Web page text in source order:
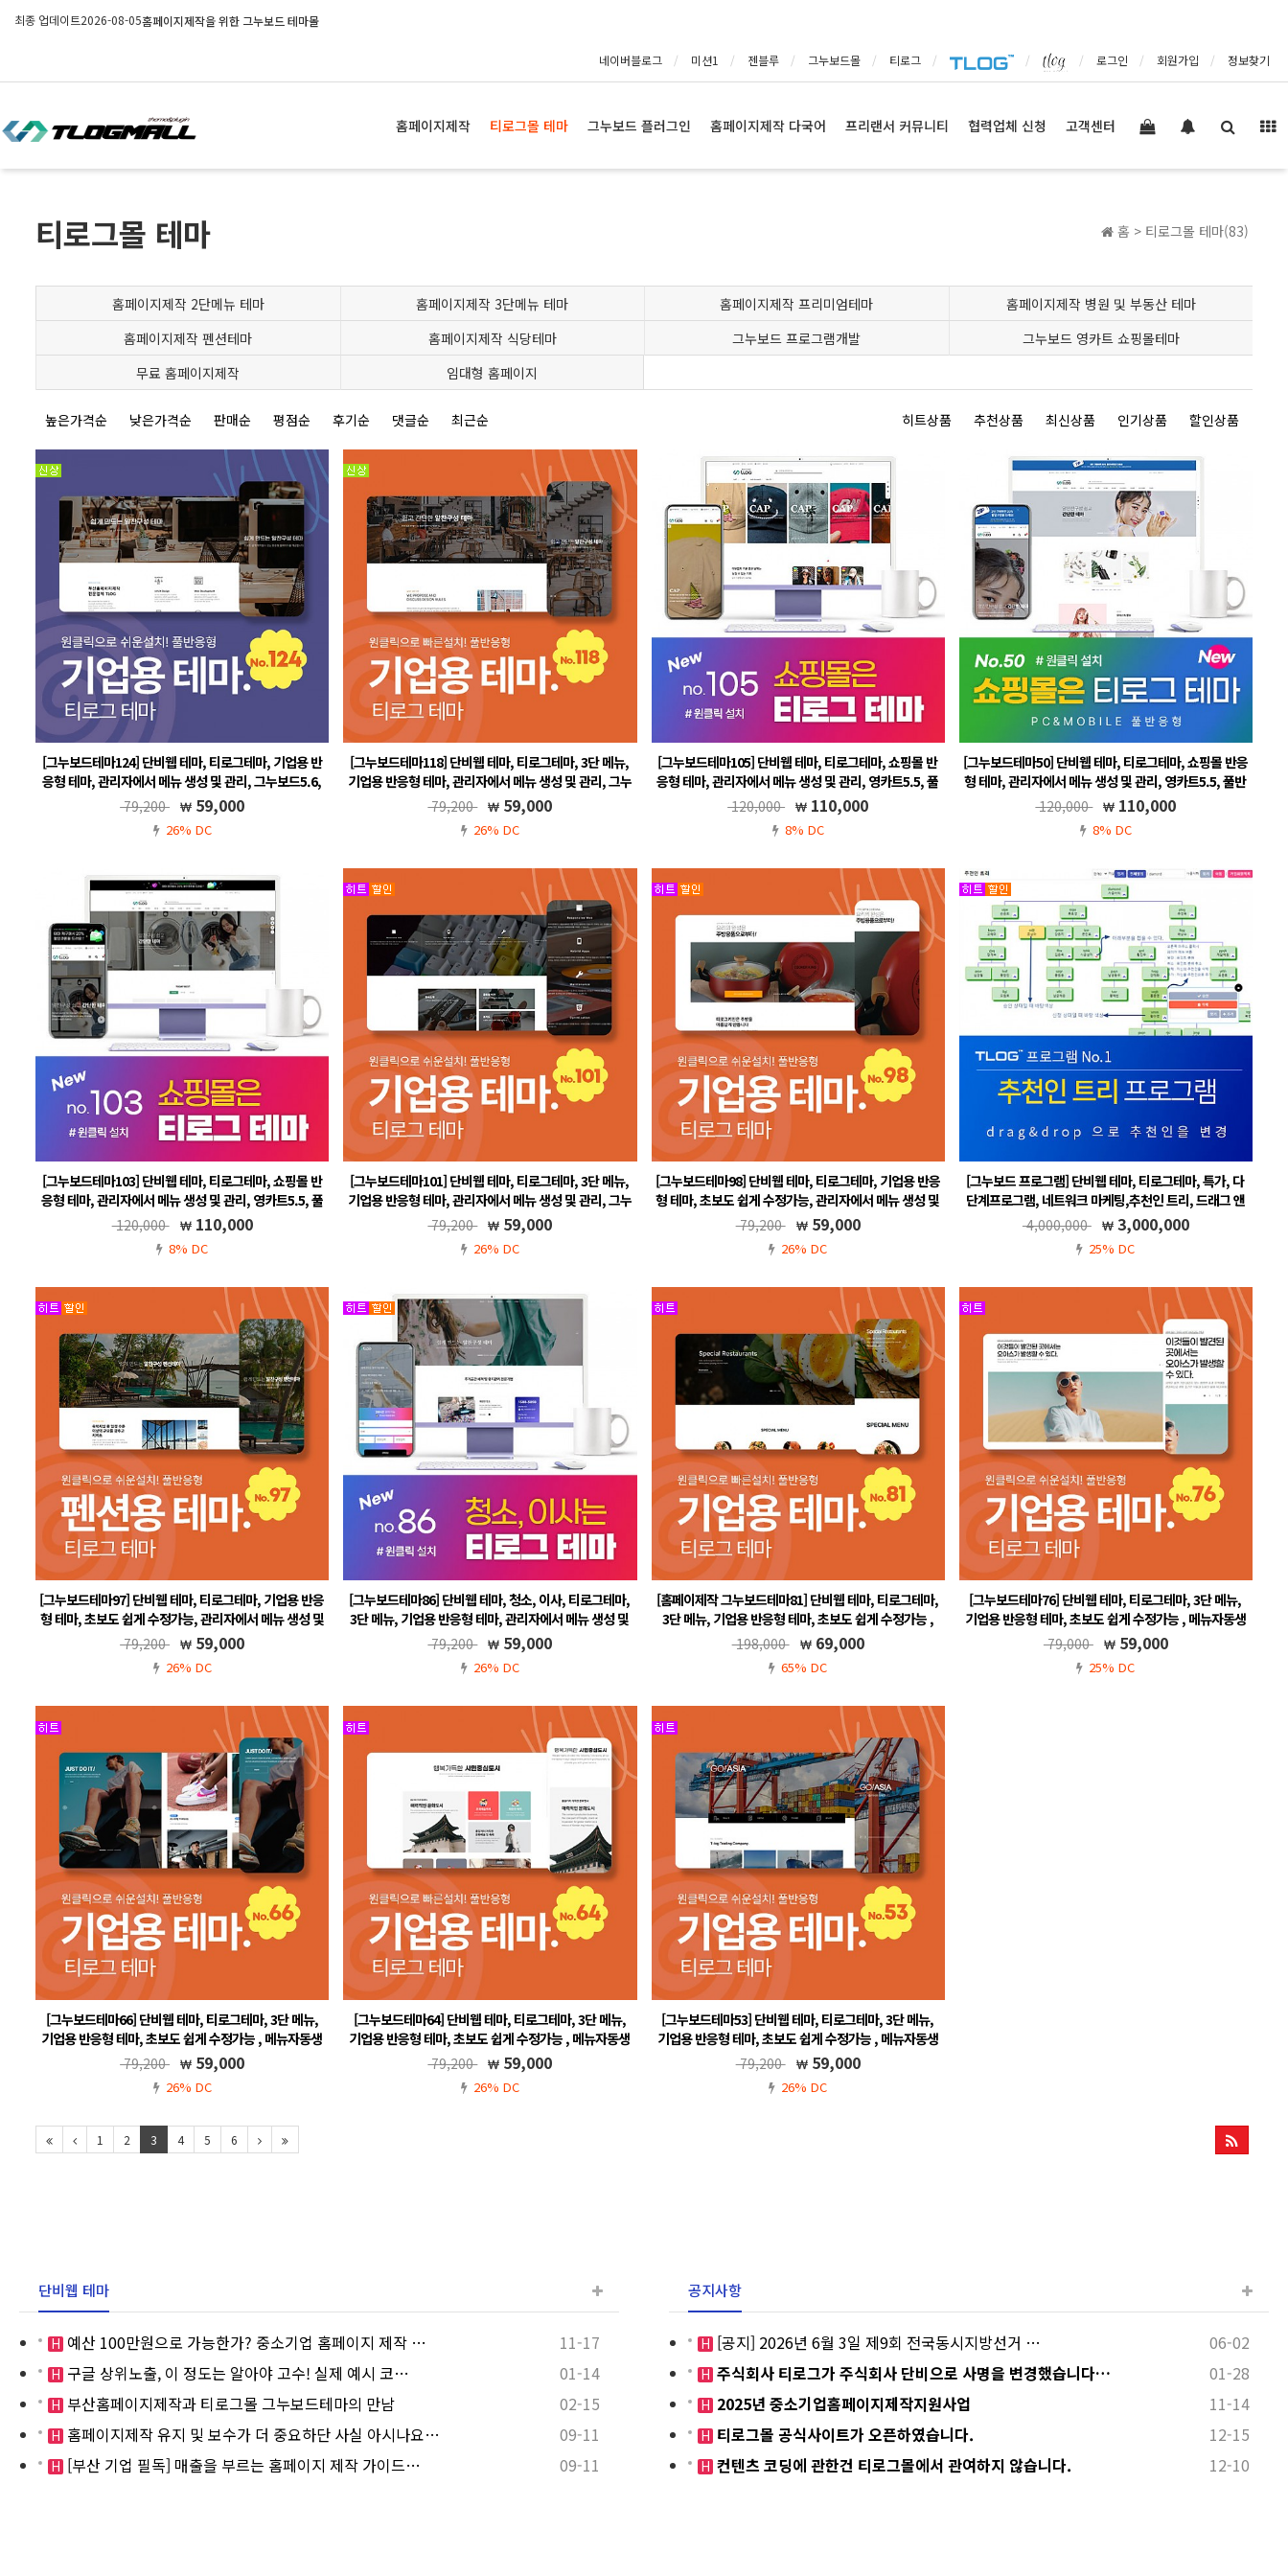
최종 업데이트2026-08-05홈페이지제작을 위한 그누보드 테마몰
네이버블로그 미션1 젠블루 그누보드몰 티로그 로그인 회원가입 정보찾기
홈페이지제작 티로그몰 테마 그누보드 플러그인 홈페이지제작 다국어 프리랜서 커뮤니티 협력업체 신청 고객센터
홈 > 티로그몰 테마(83)
티로그몰 테마
홈페이지제작 2단메뉴 테마 홈페이지제작 3단메뉴 테마 홈페이지제작 프리미엄테마
홈페이지제작 병원 및 부동산 테마
홈페이지제작 펜션테마
홈페이지제작 식당테마 그누보드 프로그램개발
그누보드 영카트 쇼핑몰테마
무료 홈페이지제작
임대형 홈페이지
높은가격순 낮은가격순 판매순 평점순 후기순 댓글순 최근순 히트상품 추천상품 최신상품 인기상품 할인상품
[그누보드테마124] 단비웹 테마, 티로그테마, 기업용 반
응형 테마, 관리자에서 메뉴 생성 및 관리, 그누보드5.6,
풀반응형
그누보드5.5, 풀반응형, 무료A/S, 메뉴 자동생성
79,200 59,000
26% DC
[그누보드테마118] 단비웹 테마, 티로그테마, 3단 메뉴,
기업용 반응형 테마, 관리자에서 메뉴 생성 및 관리, 그누
보드5.6, 풀반응형
그누보드5.5, 풀반응형, 무료A/S, 메뉴 자동생성
79,200 59,000
26% DC
[그누보드테마105] 단비웹 테마, 티로그테마, 쇼핑몰 반
응형 테마, 관리자에서 메뉴 생성 및 관리, 영카트5.5, 풀
반응형
반응형 영카트 쇼핑몰 테마입니다. 무료A/S, 메뉴 자동생성
120,000 110,000
8% DC
[그누보드테마50] 단비웹 테마, 티로그테마, 쇼핑몰 반응
형 테마, 관리자에서 메뉴 생성 및 관리, 영카트5.5, 풀반
응형
반응형 영카트 쇼핑몰 테마입니다. 무료A/S, 메뉴 자동생성
120,000 110,000
8% DC
[그누보드테마103] 단비웹 테마, 티로그테마, 쇼핑몰 반
응형 테마, 관리자에서 메뉴 생성 및 관리, 영카트5.5, 풀
반응형
반응형 영카트 쇼핑몰 테마입니다. 무료A/S, 메뉴 자동생성
120,000 110,000
8% DC
[그누보드테마101] 단비웹 테마, 티로그테마, 3단 메뉴,
기업용 반응형 테마, 관리자에서 메뉴 생성 및 관리, 그누
보드5.6, 풀반응형
그누보드5.5, 풀반응형, 무료A/S, 메뉴 자동생성
79,200 59,000
26% DC
[그누보드테마98] 단비웹 테마, 티로그테마, 기업용 반응
형 테마, 초보도 쉽게 수정가능, 관리자에서 메뉴 생성 및
관리, 그누보드5.6, 풀반응형
그누보드5.5, 풀반응형, 무료A/S, 메뉴 자동생성
79,200 59,000
26% DC
[그누보드 프로그램] 단비웹 테마, 티로그테마, 특가, 다
단계프로그램, 네트워크 마케팅,추천인 트리, 드래그 앤
드롭, 그누보드5.6
회원 가입시 포인트 분배 설정, 드래그 앤 드롭으로 손쉽게 구성
4,000,000 3,000,000
25% DC
[그누보드테마97] 단비웹 테마, 티로그테마, 기업용 반응
형 테마, 초보도 쉽게 수정가능, 관리자에서 메뉴 생성 및
관리, 그누보드5.6, 풀반응형, 펜션
그누보드5.5, 풀반응형, 무료A/S, 메뉴 자동생성
79,200 59,000
26% DC
[그누보드테마86] 단비웹 테마, 청소, 이사, 티로그테마,
3단 메뉴, 기업용 반응형 테마, 관리자에서 메뉴 생성 및
관리, 그누보드5.6, 풀반응형,
그누보드5.5, 풀반응형, 무료A/S, 메뉴 자동생성
79,200 59,000
26% DC
[홈페이제작 그누보드테마81] 단비웹 테마, 티로그테마,
3단 메뉴, 기업용 반응형 테마, 초보도 쉽게 수정가능 ,
메뉴자동생성, 그누보드5.6, 풀반응형
그누보드5.5, 풀반응형, 무료A/S, 메뉴 자동생성
198,000 69,000
65% DC
[그누보드테마76] 단비웹 테마, 티로그테마, 3단 메뉴,
기업용 반응형 테마, 초보도 쉽게 수정가능 , 메뉴자동생
성, 그누보드5.6, 풀반응형
그누보드5.5, 풀반응형, 무료A/S, 메뉴 자동생성
79,000 59,000
25% DC
[그누보드테마66] 단비웹 테마, 티로그테마, 3단 메뉴,
기업용 반응형 테마, 초보도 쉽게 수정가능 , 메뉴자동생
성, 그누보드5.6, 풀반응형
그누보드5.5, 풀반응형, 무료A/S, 메뉴 자동생성
79,200 59,000
26% DC
[그누보드테마64] 단비웹 테마, 티로그테마, 3단 메뉴,
기업용 반응형 테마, 초보도 쉽게 수정가능 , 메뉴자동생
성, 그누보드5.6, 풀반응형
그누보드5.5, 풀반응형, 무료A/S, 메뉴 자동생성
79,200 59,000
26% DC
[그누보드테마53] 단비웹 테마, 티로그테마, 3단 메뉴,
기업용 반응형 테마, 초보도 쉽게 수정가능 , 메뉴자동생
성, 그누보드5.6, 풀반응형
그누보드5.5, 풀반응형, 무료A/S, 메뉴 자동생성
79,200 59,000
26% DC
1 2 3 4 5 6
단비웹 테마
H 예산 100만원으로 가능한가? 중소기업 홈페이지 제작 … 11-17
H 구글 상위노출, 이 정도는 알아야 고수! 실제 예시 코… 01-14
H 부산홈페이지제작과 티로그몰 그누보드테마의 만남 02-15
H 홈페이지제작 유지 및 보수가 더 중요하단 사실 아시나요… 09-11
H [부산 기업 필독] 매출을 부르는 홈페이지 제작 가이드… 09-11
공지사항
H [공지] 2026년 6월 3일 제9회 전국동시지방선거 … 06-02
H 주식회사 티로그가 주식회사 단비으로 사명을 변경했습니다… 01-28
H 2025년 중소기업홈페이지제작지원사업 11-14
H 티로그몰 공식사이트가 오픈하였습니다. 12-15
H 컨텐츠 코딩에 관한건 티로그몰에서 관여하지 않습니다. 12-10